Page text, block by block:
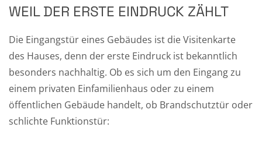
WEIL DER ERSTE EINDRUCK ZÄHLT
Die Eingangstür eines Gebäudes ist die Visitenkarte
des Hauses, denn der erste Eindruck ist bekanntlich
besonders nachhaltig. Ob es sich um den Eingang zu
einem privaten Einfamilienhaus oder zu einem
öffentlichen Gebäude handelt, ob Brandschutztür oder
schlichte Funktionstür: